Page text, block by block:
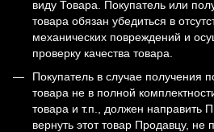
виду Товара. Покупатель или
товара обязан убедиться в
механических повреждений и
проверку качества товара.
Покупатель в случае получения
товара не в полной
товара и т.п., должен направить
вернуть этот товар Продавцу, не